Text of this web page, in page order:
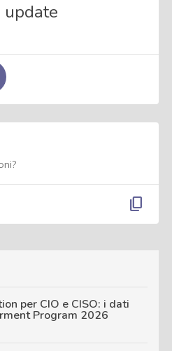
content_copy
per CIO e CISO: i dati
Program 2026